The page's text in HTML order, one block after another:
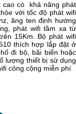
cao có khả năng phát
với tốc độ phát wifi
ăng ten định hướng
phát wifi tầm xa từ
15Km. Bộ phát wifi
thích hợp lắp đặt ở
đi bộ, bãi biển hoặc
lượng thiết bị sử dụng
công cộng miễn phí